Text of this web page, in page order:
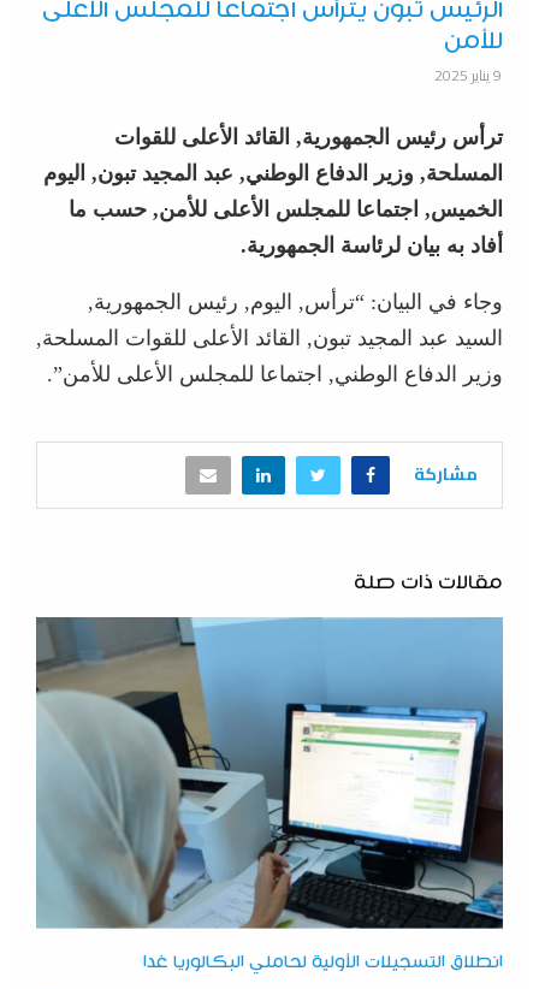
الرئيس تبون يترأس اجتماعا للمجلس الأعلى
للأمن
9 يناير 2025
ترأس رئيس الجمهورية, القائد الأعلى للقوات
المسلحة, وزير الدفاع الوطني, عبد المجيد تبون, اليوم
الخميس, اجتماعا للمجلس الأعلى للأمن, حسب ما
أفاد به بيان لرئاسة الجمهورية.
وجاء في البيان: “ترأس, اليوم, رئيس الجمهورية,
السيد عبد المجيد تبون, القائد الأعلى للقوات المسلحة,
وزير الدفاع الوطني, اجتماعا للمجلس الأعلى للأمن”.
مشاركة
مقالات ذات صلة
انطلاق التسجيلات الأولية لحاملي البكالوريا غدا